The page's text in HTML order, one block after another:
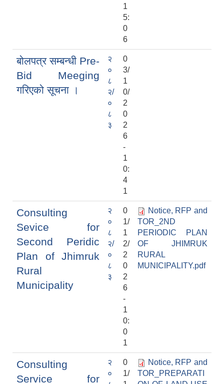
1
5:
0
6
बोलपत्र सम्बन्धी Pre-
Bid Meeging
गरिएको सूचना ।
२
०
८
२/
०
८
३
0
3/
1
0/
2
0
2
6
-
1
0:
4
1
Consulting
Sevice for
Second Peridic
Plan of Jhimruk
Rural
Municipality
२
०
८
२/
०
८
३
0
1/
1
2/
2
0
2
6
-
1
0:
0
1
Notice, RFP and
TOR_2ND
PERIODIC PLAN
OF JHIMRUK
RURAL
MUNICIPALITY.pdf
Consulting
Service for
२
०
0
1/
Notice, RFP and
TOR_PREPARATI